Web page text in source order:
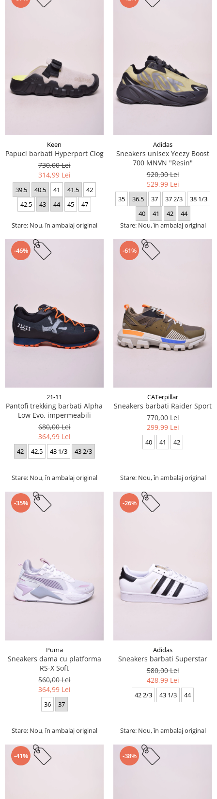
Keen
Papuci barbati Hyperport Clog
730,00 Lei
314,99 Lei
39.5 40.5 41 41.5
42
42.5
43 44 45 47
Stare: Nou, în ambalaj original
Adidas
Sneakers unisex Yeezy Boost
700 MNVN "Resin"
920,00 Lei
529,99 Lei
35 36.5 37 37 2/3
38 1/3
40
41 42
44
Stare: Nou, în ambalaj original
-46%
21-11
Pantofi trekking barbati Alpha
Low Evo, impermeabili
680,00 Lei
364,99 Lei
42 42.5 43 1/3 43 2/3
Stare: Nou, în ambalaj original
-61%
CATerpillar
Sneakers barbati Raider Sport
770,00 Lei
299,99 Lei
40 41 42
Stare: Nou, în ambalaj original
-35%
Puma
Sneakers dama cu platforma
RS-X Soft
560,00 Lei
364,99 Lei
36 37
Stare: Nou, în ambalaj original
-26%
Adidas
Sneakers barbati Superstar
580,00 Lei
428,99 Lei
42 2/3 43 1/3 44
Stare: Nou, în ambalaj original
-41% -38%